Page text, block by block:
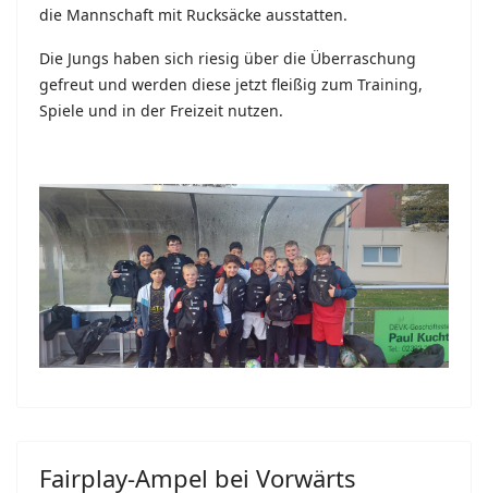
die Mannschaft mit Rucksäcke ausstatten.
Die Jungs haben sich riesig über die Überraschung
gefreut und werden diese jetzt fleißig zum Training,
Spiele und in der Freizeit nutzen.
Fairplay-Ampel bei Vorwärts